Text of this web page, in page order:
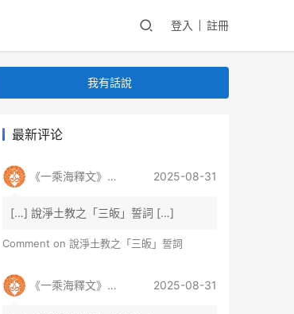
登入 註冊
我有話說
最新评论
《一乘海釋文》講義_淨土真宗法雷學派 2025-08-31
[…] 說淨土教之「三皈」誓詞 […]
Comment on 說淨土教之「三皈」誓詞
《一乘海釋文》講義_淨土真宗法雷學派 2025-08-31